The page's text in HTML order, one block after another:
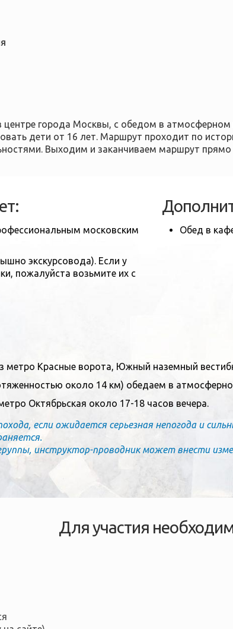
центре города Москвы, с обедом в
дети от 16 лет. Маршрут проходит по
Выходим и заканчиваем маршрут
московским
экскурсовода). Если у
пожалуйста возьмите их с
Обед в
метро Красные ворота, Южный наземный
около 14 км) обедаем в
Октябрьская около 17-18 часов вечера.
если ожидается серьезная непогода и
инструктор-проводник может внести
Для участия